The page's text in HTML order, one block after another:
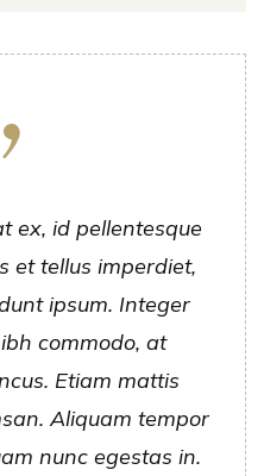
ex, id pellentesque
et tellus imperdiet,
ipsum. Integer
commodo, at
Etiam mattis
Aliquam tempor
nunc egestas in.